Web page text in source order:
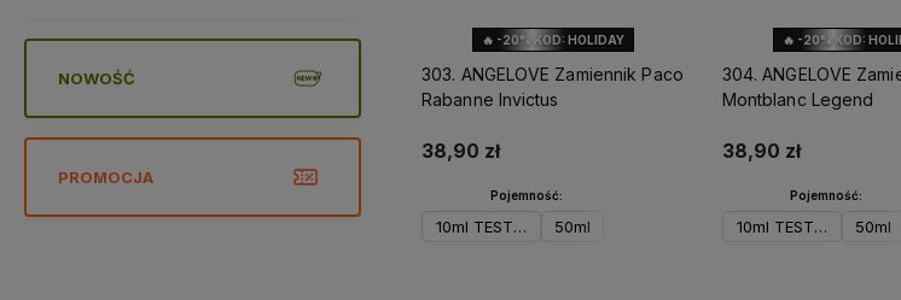
NOWOŚĆ
PROMOCJA
🔥 -20% KOD: HOLIDAY
303. ANGELOVE Zamiennik Paco
Rabanne Invictus
38,90 zł
Pojemność:
10ml TESTER 50ml
🔥 -20% KOD:
304. ANGELOVE
Montblanc Legend
38,90 zł
Pojemność:
10ml TESTER 50ml